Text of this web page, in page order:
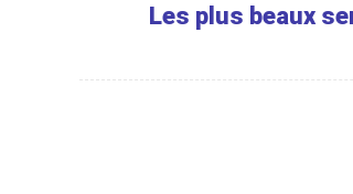
Les plus beaux